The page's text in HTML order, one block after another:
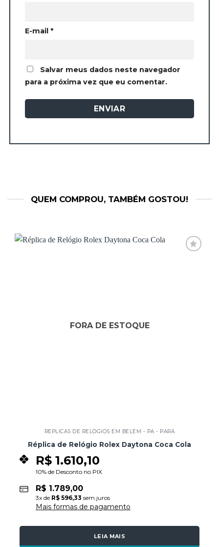
E-mail *
Salvar meus dados neste navegador
para a próxima vez que eu comentar.
QUEM COMPROU, TAMBÉM GOSTOU!
Add to
FORA DE ESTOQUE
RÉPLICAS DE RELÓGIOS EM BELÉM - PA - PARÁ
Réplica de Relógio Rolex Daytona Coca Cola
R$ 1.610,10
10% de Desconto no PIX
R$ 1.789,00
3x de R$ 596,33 sem juros
Mais formas de pagamento
LEIA MAIS